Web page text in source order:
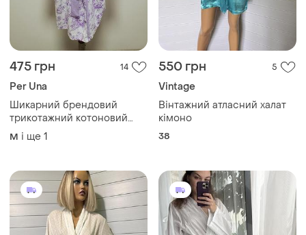
475 грн 14
Per Una
Шикарний брендовий
трикотажний котоновий
халат
M і ще 1
550 грн 5
Vintage
Вінтажний атласний халат
кімоно
38